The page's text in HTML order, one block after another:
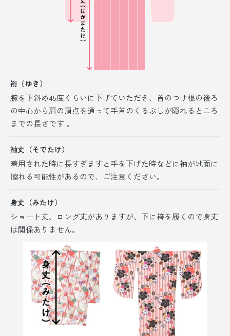
裄（ゆき）
腕を下斜め45度くらいに下げていただき、首のつけ根の後ろ
の中心から肩の頂点を通って手首のくるぶしが隠れるところ
までの長さです 。
袖丈（そでたけ）
着用された時に長すぎますと手を下げた時などに袖が地面に
擦れる可能性があるので、ご注意ください。
身丈（みたけ）
ショート丈、ロング丈がありますが、 下に袴を履くので身丈
は関係ありません。